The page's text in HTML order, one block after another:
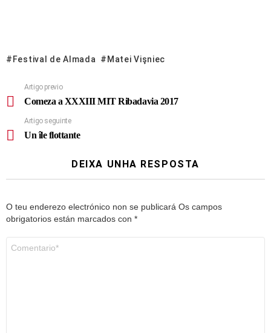
Festival de Almada Matei Vişniec
Artigo previo
Comeza a XXXIII MIT Ribadavia 2017
Artigo seguinte
Un île flottante
DEIXA UNHA RESPOSTA
O teu enderezo electrónico non se publicará Os campos
obrigatorios están marcados con *